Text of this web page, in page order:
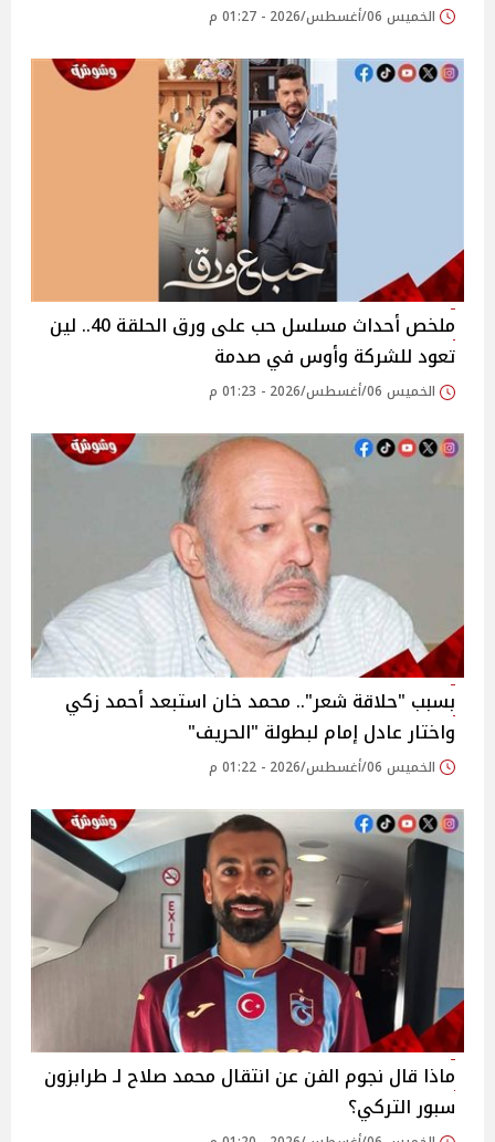
الخميس 06/أغسطس/2026 - 01:27 م
ملخص أحداث مسلسل حب على ورق الحلقة 40.. لين
تعود للشركة وأوس في صدمة
الخميس 06/أغسطس/2026 - 01:23 م
بسبب "حلاقة شعر".. محمد خان استبعد أحمد زكي
واختار عادل إمام لبطولة "الحريف"
الخميس 06/أغسطس/2026 - 01:22 م
ماذا قال نجوم الفن عن انتقال محمد صلاح لـ طرابزون
سبور التركي؟